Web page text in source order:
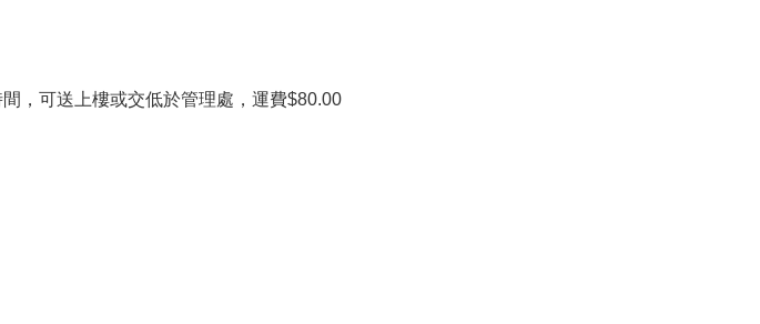
，可送上樓或交低於管理處，運費$80.00